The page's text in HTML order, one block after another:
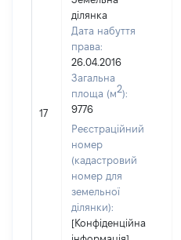
17
ділянка
Дата набуття
права:
26.04.2016
Загальна
площа (м2):
9776
Реєстраційний
номер
(кадастровий
номер для
земельної
ділянки):
[Конфіденційна